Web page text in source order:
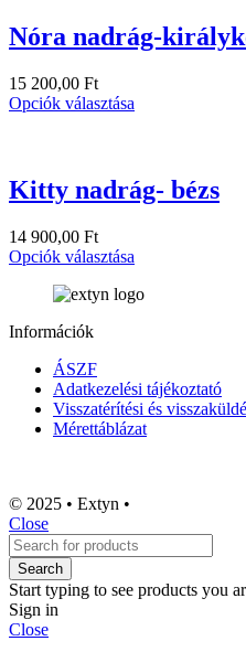
Nóra nadrág-
15 200,00 Ft
Opciók választása
Kitty nadrág- bézs
14 900,00 Ft
Opciók választása
Információk
ÁSZF
Adatkezelési tájékoztató
Visszatérítési és
Mérettáblázat
© 2025 • Extyn •
Close
Search
Start typing to see products you
Sign in
Close